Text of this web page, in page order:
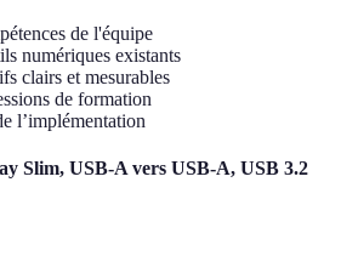
de l'équipe
numériques existants
clairs et mesurables
de formation
l’implémentation
Slim, USB-A vers USB-A, USB 3.2